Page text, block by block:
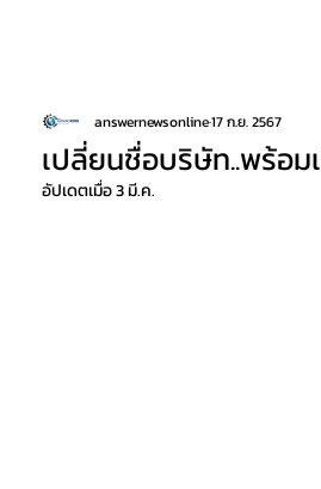
เปลี่ยนชื่อบริษัท..พร้อม
answernewsonline17 ก.ย. 2567
อัปเดตเมื่อ3 มี.ค.